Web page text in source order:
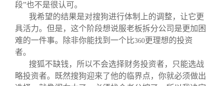
段”也不是很认可。
我希望的结果是对搜狗进行体制上的调整，让它更
具活力。但是，这个阶段想说服老板拆分公司是更加困
难的一件事。除非你能找到一个比360更理想的投资
者。
搜狐不缺钱，所以不会选择财务投资者，只能选战
略投资者。既然搜狗迎来了他的临界点，你就必须做出